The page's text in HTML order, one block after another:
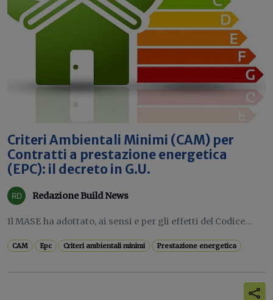
Criteri Ambientali Minimi (CAM) per
Contratti a prestazione energetica
(EPC): il decreto in G.U.
Redazione Build News
Il MASE ha adottato, ai sensi e per gli effetti del Codice...
CAM Epc Criteri ambientali minimi Prestazione energetica